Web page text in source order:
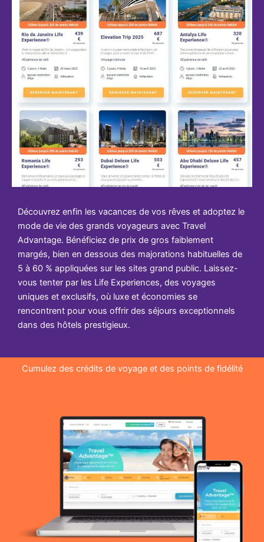
Découvrez enfin les vacances de vos rêves et adoptez le
mode de vie des grands voyageurs avec Travel
Advantage. Bénéficiez de prix de gros faiblement
margés, bien en dessous des majorations habituelles de
5 à 60 % appliquées sur les sites grand public. Laissez-
vous tenter par les Life Experiences, des voyages
uniques et exclusifs, où luxe et économies se
rencontrent pour vous offrir des séjours exceptionnels
dans des hôtels prestigieux.
Cumulez des crédits de voyage et des points de fidélité